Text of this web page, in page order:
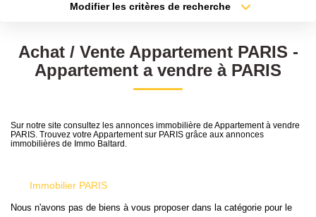
ESTIMATION
Présentation
Modifier les critères de recherche
Sélectionnez...
Type de bien
Surface min
Créer une alerte
Achat / Vente Appartement PARIS -
Appartement a vendre à PARIS
Sur notre site consultez les annonces immobilière de Appartement à vendre
PARIS. Trouvez votre Appartement sur PARIS grâce aux annonces
immobilières de Immo Baltard.
Immobilier PARIS
Nous n'avons pas de biens à vous proposer dans la catégorie pour le